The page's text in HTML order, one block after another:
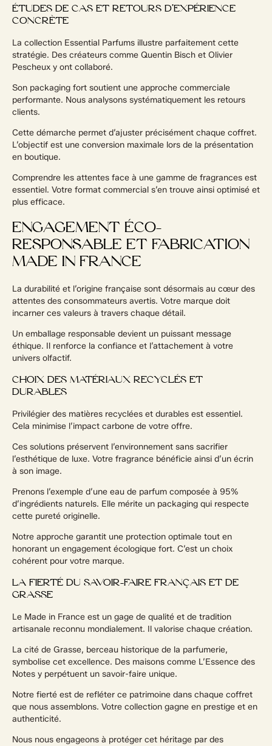
ÉTUDES DE CAS ET RETOURS D’EXPÉRIENCE
CONCRÈTE
La collection Essential Parfums illustre parfaitement cette
stratégie. Des créateurs comme Quentin Bisch et Olivier
Pescheux y ont collaboré.
Son packaging fort soutient une approche commerciale
performante. Nous analysons systématiquement les retours
clients.
Cette démarche permet d’ajuster précisément chaque coffret.
L’objectif est une conversion maximale lors de la présentation
en boutique.
Comprendre les attentes face à une gamme de fragrances est
essentiel. Votre format commercial s’en trouve ainsi optimisé et
plus efficace.
ENGAGEMENT ÉCO-
RESPONSABLE ET FABRICATION
MADE IN FRANCE
La durabilité et l’origine française sont désormais au cœur des
attentes des consommateurs avertis. Votre marque doit
incarner ces valeurs à travers chaque détail.
Un emballage responsable devient un puissant message
éthique. Il renforce la confiance et l’attachement à votre
univers olfactif.
CHOIX DES MATÉRIAUX RECYCLÉS ET
DURABLES
Privilégier des matières recyclées et durables est essentiel.
Cela minimise l’impact carbone de votre offre.
Ces solutions préservent l’environnement sans sacrifier
l’esthétique de luxe. Votre fragrance bénéficie ainsi d’un écrin
à son image.
Prenons l’exemple d’une eau de parfum composée à 95%
d’ingrédients naturels. Elle mérite un packaging qui respecte
cette pureté originelle.
Notre approche garantit une protection optimale tout en
honorant un engagement écologique fort. C’est un choix
cohérent pour votre marque.
LA FIERTÉ DU SAVOIR-FAIRE FRANÇAIS ET DE
GRASSE
Le Made in France est un gage de qualité et de tradition
artisanale reconnu mondialement. Il valorise chaque création.
La cité de Grasse, berceau historique de la parfumerie,
symbolise cet excellence. Des maisons comme L’Essence des
Notes y perpétuent un savoir-faire unique.
Notre fierté est de refléter ce patrimoine dans chaque coffret
que nous assemblons. Votre collection gagne en prestige et en
authenticité.
Nous nous engageons à protéger cet héritage par des